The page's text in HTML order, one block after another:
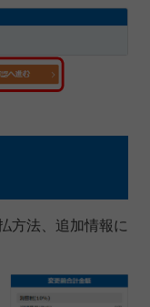
方法、追加情報に